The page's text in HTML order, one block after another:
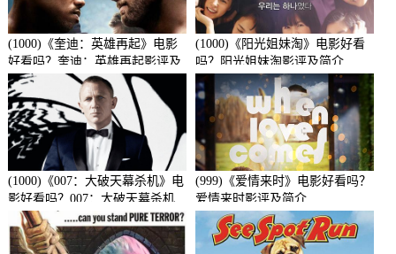
(1000)《奎迪：英雄再起》电影
好看吗？奎迪：英雄再起影评及
简介
(1000)《阳光姐妹淘》电影好看
吗？阳光姐妹淘影评及简介
(1000)《007：大破天幕杀机》电
影好看吗？007：大破天幕杀机
影评及简介
(999)《爱情来时》电影好看吗？
爱情来时影评及简介